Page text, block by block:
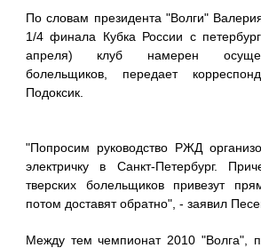
По словам президента "Волги"
1/4 финала Кубка России с
апреля) клуб намерен
болельщиков, передает
Подоксик.
"Попросим руководство РЖД
электричку в Санкт-Петербург.
тверских болельщиков привезут
потом доставят обратно", - заявил
Между тем чемпионат 2010 "Волга",